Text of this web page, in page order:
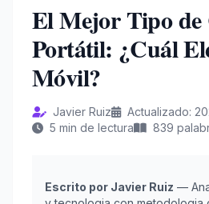
El Mejor Tipo
Portátil: ¿Cuál
Móvil?
Javier Ruiz
Actualizado:
5 min de lectura
839
Escrito por Javier Ruiz —